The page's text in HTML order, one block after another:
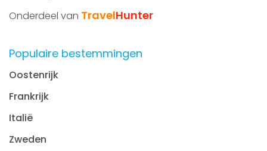
Onderdeel van TravelHunter
Populaire bestemmingen
Oostenrijk
Frankrijk
Italië
Zweden